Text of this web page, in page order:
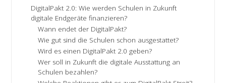
DigitalPakt 2.0: Wie werden Schulen in Zukunft
digitale Endgeräte finanzieren?
Wann endet der DigitalPakt?
Wie gut sind die Schulen schon ausgestattet?
Wird es einen DigitalPakt 2.0 geben?
Wer soll in Zukunft die digitale Ausstattung an
Schulen bezahlen?